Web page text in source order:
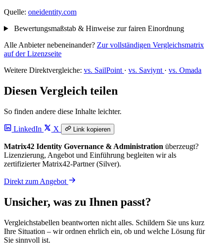
Quelle: oneidentity.com
Bewertungsmaßstab & Hinweise zur fairen Einordnung
Alle Anbieter nebeneinander? Zur vollständigen Vergleichsmatrix
auf der Lizenzseite
Weitere Direktvergleiche: vs. SailPoint · vs. Saviynt · vs. Omada
Diesen Vergleich teilen
So finden andere diese Inhalte leichter.
LinkedIn X Link kopieren
Matrix42 Identity Governance & Administration überzeugt?
Lizenzierung, Angebot und Einführung begleiten wir als
zertifizierter Matrix42-Partner (Silver).
Direkt zum Angebot
Unsicher, was zu Ihnen passt?
Vergleichstabellen beantworten nicht alles. Schildern Sie uns kurz
Ihre Situation – wir ordnen ehrlich ein, ob und welche Lösung für
Sie sinnvoll ist.